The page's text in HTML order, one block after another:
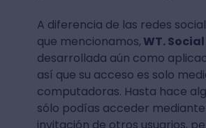
A diferencia de las redes
que mencionamos, WT. Social
desarrollada aún como
así que su acceso es solo
computadoras. Hasta hace
sólo podías acceder
invitación de otros usuarios,